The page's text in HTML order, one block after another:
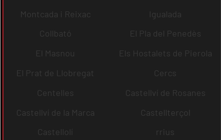
Montcada i Reixac
Igualada
Collbató
El Pla del Penedès
El Masnou
Els Hostalets de Pierola
El Prat de Llobregat
Cercs
Centelles
Castellví de Rosanes
Castellví de la Marca
Castellterçol
Castellolí
rrius